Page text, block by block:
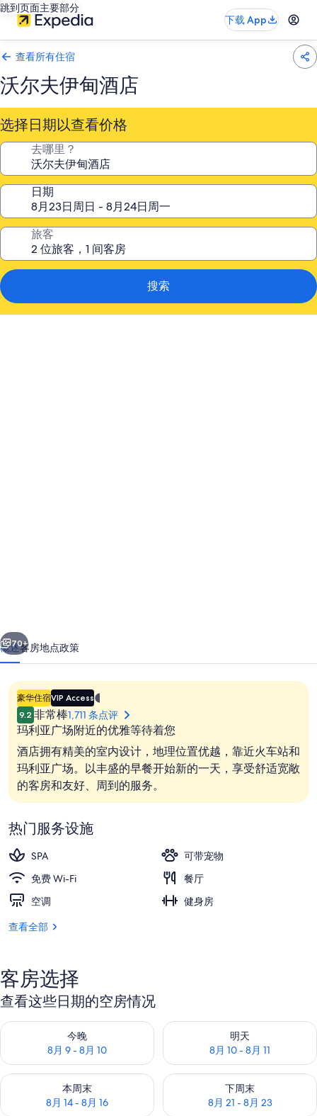
跳到页面主要部分
下载 App
查看所有住宿
沃尔夫伊甸酒店
选择日期以查看价格
去哪里？
日期
旅客
搜索
的
照
片
个 下一个
70+
概述客房地点政策
豪华住宿VIP Access1.4E-
45
星
住
宿
9.2 非常棒1,711 条点评
玛利亚广场附近的优雅等待着您
酒店拥有精美的室内设计，地理位置优越，靠近火车站和
玛利亚广场。以丰盛的早餐开始新的一天，享受舒适宽敞
的客房和友好、周到的服务。
热门服务设施
SPA
可带宠物
免费 Wi-Fi
餐厅
空调
健身房
查看全部
客房选择
查看这些日期的空房情况
今晚
8月 9 - 8月 10
查看今晚的空房情况：8月 9 - 8月 10
明天
8月 10 - 8月 11
查看明天的空房情况：8月 10 -
本周末
8月 14 - 8月 16
查看本周末的空房情况：8月 14 - 8月 16
下周末
8月 21 - 8月 23
查看下周末的空房情况：8月